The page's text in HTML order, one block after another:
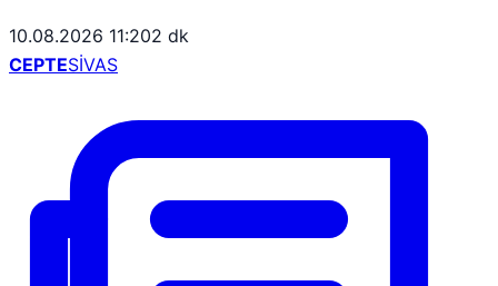
10.08.2026 11:202 dk
CEPTESİVAS